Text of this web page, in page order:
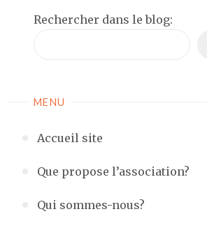
Rechercher dans le blog:
MENU
Accueil site
Que propose l’association?
Qui sommes-nous?